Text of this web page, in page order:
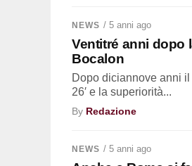
NEWS / 5 anni ago
Ventitré anni dopo
Bocalon
Dopo diciannove anni
26′ e la superiorità...
By Redazione
NEWS / 5 anni ago